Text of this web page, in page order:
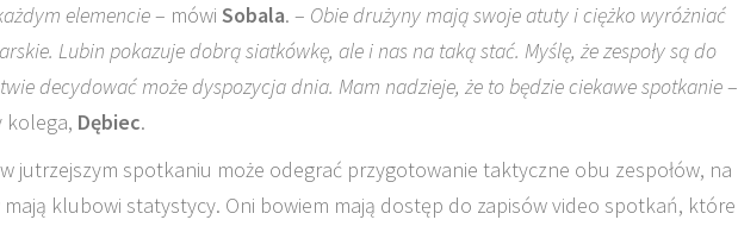
elemencie– mówi Sobala. – Obie drużyny mają swoje atuty i ciężko wyróżniać
Lubin pokazuje dobrą siatkówkę, ale i nas na taką stać. Myślę, że zespoły są do
decydować może dyspozycja dnia. Mam nadzieje, że to będzie ciekawe spotkanie–
kolega, Dębiec.
jutrzejszym spotkaniu może odegrać przygotowanie taktyczne obu zespołów, na
klubowi statystycy. Oni bowiem mają dostęp do zapisów video spotkań, które